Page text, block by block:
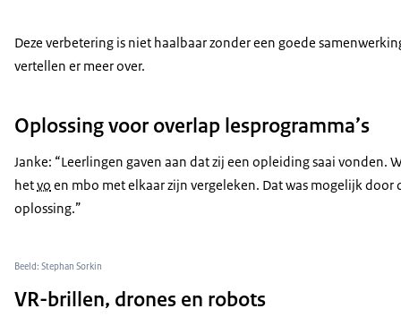
Deze verbetering is niet haalbaar zonder een goede
vertellen er meer over.
Oplossing voor overlap lesprogramma’s
Janke: “Leerlingen gaven aan dat zij een opleiding saai vonden.
hetvo en mbo met elkaar zijn vergeleken. Dat was mogelijk door
oplossing.”
Beeld: Stephan Sorkin
VR-brillen, drones en robots